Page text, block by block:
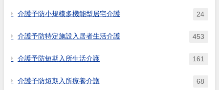
ービス等に要する費用の額の算
サービスに要する費用の額の算
支援に要する費用の額の算定に
ービスに要する費用の額の算定
介護予防小規模多機能型居宅介護 24
介護予防特定施設入居者生活介護 453
介護予防短期入所生活介護 161
介護予防短期入所療養介護 68